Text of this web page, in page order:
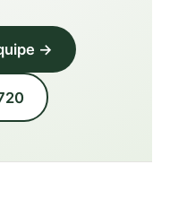
→